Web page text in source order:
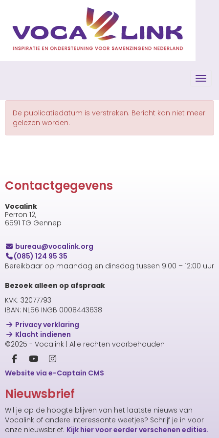
De publicatiedatum is verstreken. Bericht kan niet meer
gelezen worden.
Contactgegevens
Vocalink
Perron 12,
6591 TG Gennep
uaerub@vocalink.org
(085) 124 95 35
Bereikbaar op maandag en dinsdag tussen 9:00 – 12:00 uur
Bezoek alleen op afspraak
KVK: 32077793
IBAN: NL56 INGB 0008443638
Privacy verklaring
Klacht indienen
©2025 - Vocalink | Alle rechten voorbehouden
Website via e-Captain CMS
Nieuwsbrief
Wil je op de hoogte blijven van het laatste nieuws van
Vocalink of andere interessante weetjes? Schrijf je in voor
onze nieuwsbrief. Kijk hier voor eerder verschenen edities.